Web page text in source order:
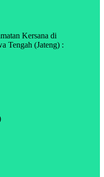
Kersana di
Tengah (Jateng) :